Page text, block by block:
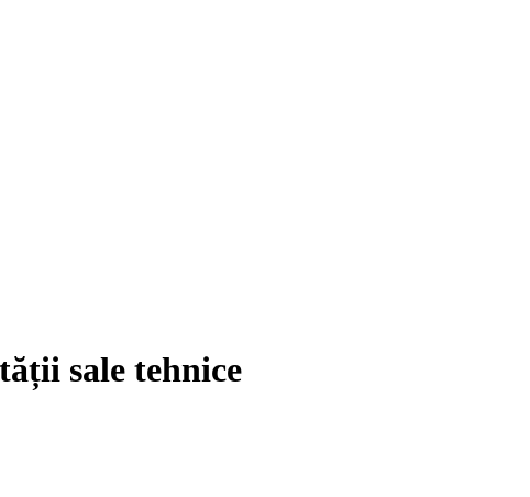
sale tehnice